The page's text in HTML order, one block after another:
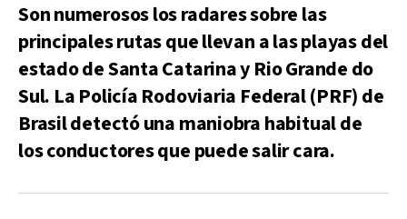
Son numerosos los radares sobre las
principales rutas que llevan a las playas del
estado de Santa Catarina y Rio Grande do
Sul. La Policía Rodoviaria Federal (PRF) de
Brasil detectó una maniobra habitual de
los conductores que puede salir cara.